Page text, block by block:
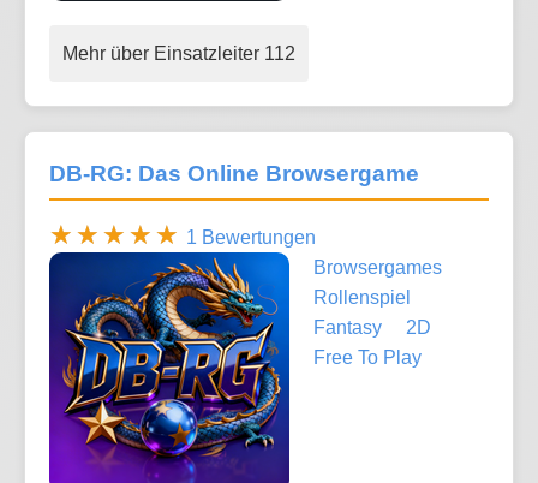
Mehr über Einsatzleiter 112
DB-RG: Das Online Browsergame
1 Bewertungen
Browsergames
Rollenspiel
Fantasy
2D
Free To Play